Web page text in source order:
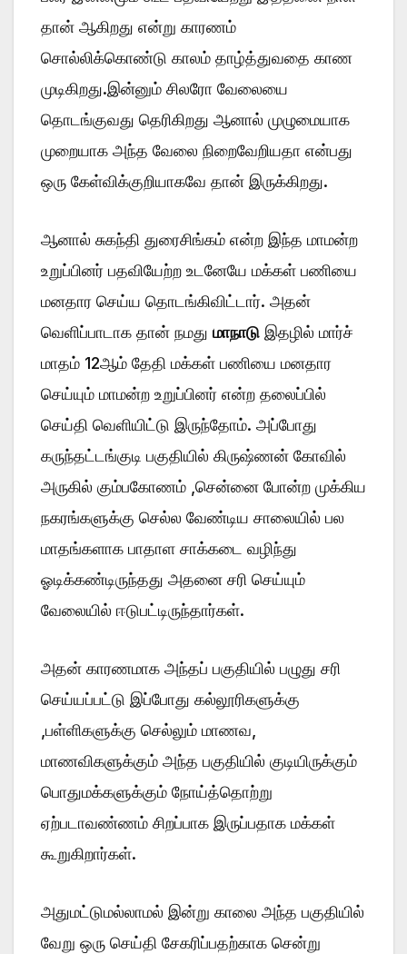
தான் ஆகிறது என்று காரணம்
சொல்லிக்கொண்டு காலம் தாழ்த்துவதை காண
முடிகிறது.இன்னும் சிலரோ வேலையை
தொடங்குவது தெரிகிறது ஆனால் முழுமையாக
முறையாக அந்த வேலை நிறைவேறியதா என்பது
ஒரு கேள்விக்குறியாகவே தான் இருக்கிறது.
ஆனால் சுகந்தி துரைசிங்கம் என்ற இந்த மாமன்ற
உறுப்பினர் பதவியேற்ற உடனேயே மக்கள் பணியை
மனதார செய்ய தொடங்கிவிட்டார். அதன்
வெளிப்பாடாக தான் நமது மாநாடு இதழில் மார்ச்
மாதம் 12ஆம் தேதி மக்கள் பணியை மனதார
செய்யும் மாமன்ற உறுப்பினர் என்ற தலைப்பில்
செய்தி வெளியிட்டு இருந்தோம். அப்போது
கருந்தட்டங்குடி பகுதியில் கிருஷ்ணன் கோவில்
அருகில் கும்பகோணம் ,சென்னை போன்ற முக்கிய
நகரங்களுக்கு செல்ல வேண்டிய சாலையில் பல
மாதங்களாக பாதாள சாக்கடை வழிந்து
ஓடிக்கண்டிருந்தது அதனை சரி செய்யும்
வேலையில் ஈடுபட்டிருந்தார்கள்.
அதன் காரணமாக அந்தப் பகுதியில் பழுது சரி
செய்யப்பட்டு இப்போது கல்லூரிகளுக்கு
,பள்ளிகளுக்கு செல்லும் மாணவ,
மாணவிகளுக்கும் அந்த பகுதியில் குடியிருக்கும்
பொதுமக்களுக்கும் நோய்த்தொற்று
ஏற்படாவண்ணம் சிறப்பாக இருப்பதாக மக்கள்
கூறுகிறார்கள்.
அதுமட்டுமல்லாமல் இன்று காலை அந்த பகுதியில்
வேறு ஒரு செய்தி சேகரிப்பதற்காக சென்று